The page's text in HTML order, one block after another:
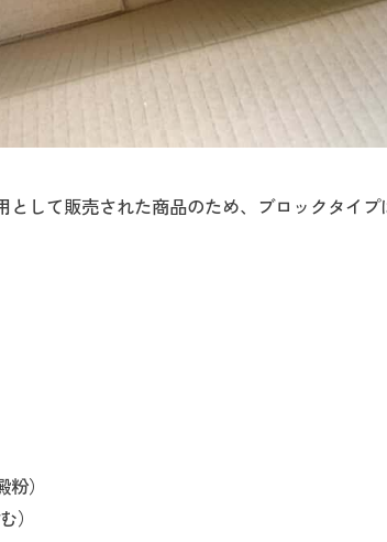
として販売された商品のため、ブロックタイ
）
）